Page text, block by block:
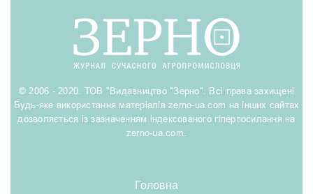
© 2006 - 2020. ТОВ "Видавництво "Зерно". Всі права захищені
Будь-яке використання матеріалів zerno-ua.com на інших сайтах
дозволяється із зазначенням індексованого гіперпосилання на
zerno-ua.com.
Головна